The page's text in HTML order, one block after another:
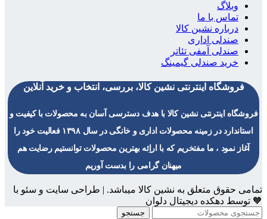
وبلاگ
تماس با ما
درباره نشین کالا
صندلی اداری
صندلی آمفی تئاتر
خرید صندلی گیمینگ
فروشگاه اینترنتی نشین کالا، بررسی، انتخاب و خرید آنلاین
فروشگاه اینترنتی نشین کالا با هدف دسترسی آسان به محصولات با کیفیت و
استاندارد در زمینه محصولات اداری و خانگی در سال ۱۳۹۸ فعالیت خود را
آغاز نمود ، ما مفتخریم که با اراِئه بهترین محصولات توانستیم رضایت هم
میهنان گرامی را بدست آوریم
تمامی حقوق متعلق به نشین کالا میباشد. | طراحی سایت و سئو با
🧡 توسط دهکده دیجیتال دلوان
جستجو